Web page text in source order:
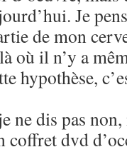
Je
de mon
où il n’y a
hypothèse,
ne dis pas
coffret dvd